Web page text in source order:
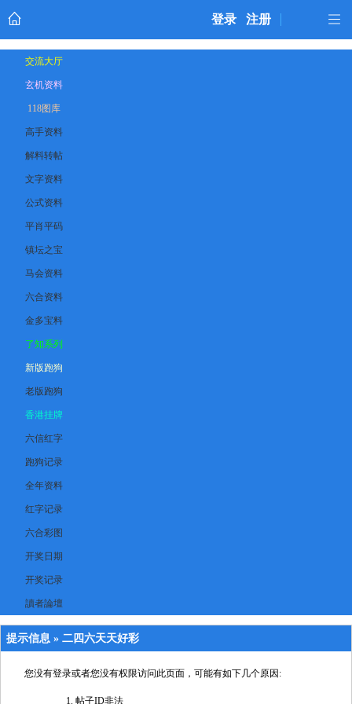
登录 注册
交流大厅
玄机资料
118图库
高手资料
解料转帖
文字资料
公式资料
平肖平码
镇坛之宝
马会资料
六合资料
金多宝料
了知系列
新版跑狗
老版跑狗
香港挂牌
六信红字
跑狗记录
全年资料
红字记录
六合彩图
开奖日期
开奖记录
讀者論壇
提示信息 » 二四六天天好彩
您没有登录或者您没有权限访问此页面，可能有如下几个原因:
帖子ID非法